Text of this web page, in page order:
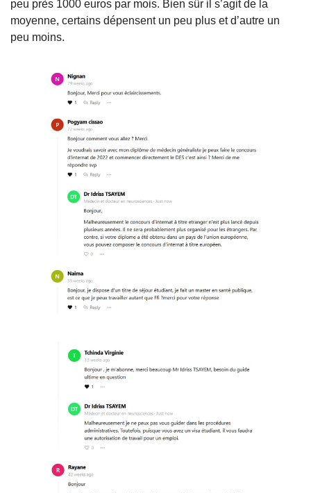
peu près 1000 euros par mois. Bien sûr il s’agit de la
moyenne, certains dépensent un peu plus et d’autre un
peu moins.